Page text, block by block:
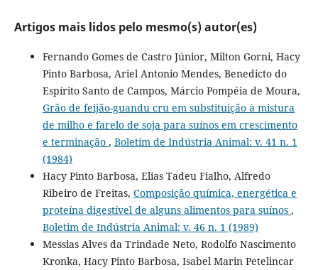
Artigos mais lidos pelo mesmo(s) autor(es)
Fernando Gomes de Castro Júnior, Milton Gorni, Hacy
Pinto Barbosa, Ariel Antonio Mendes, Benedicto do
Espírito Santo de Campos, Márcio Pompéia de Moura,
Grão de feijão-guandu cru em substituição à mistura
de milho e farelo de soja para suínos em crescimento
e terminação , Boletim de Indústria Animal: v. 41 n. 1
(1984)
Hacy Pinto Barbosa, Elias Tadeu Fialho, Alfredo
Ribeiro de Freitas, Composição química, energética e
proteína digestível de alguns alimentos para suínos ,
Boletim de Indústria Animal: v. 46 n. 1 (1989)
Messias Alves da Trindade Neto, Rodolfo Nascimento
Kronka, Hacy Pinto Barbosa, Isabel Marin Petelincar